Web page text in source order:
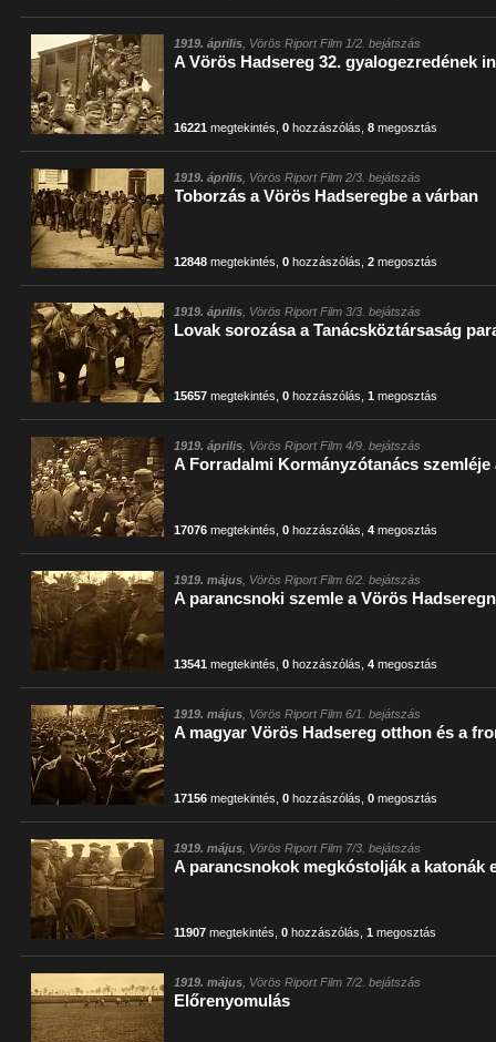
1919. április , Vörös Riport Film 1/2. bejátszás
A Vörös Hadsereg 32. gyalogezredének
16221 megtekintés ,0 hozzászólás ,8 megosztás
1919. április , Vörös Riport Film 2/3. bejátszás
Toborzás a Vörös Hadseregbe a várban
12848 megtekintés ,0 hozzászólás ,2 megosztás
1919. április , Vörös Riport Film 3/3. bejátszás
Lovak sorozása a Tanácsköztársaság
15657 megtekintés ,0 hozzászólás ,1 megosztás
1919. április , Vörös Riport Film 4/9. bejátszás
A Forradalmi Kormányzótanács
17076 megtekintés ,0 hozzászólás ,4 megosztás
1919. május , Vörös Riport Film 6/2. bejátszás
A parancsnoki szemle a Vörös
13541 megtekintés ,0 hozzászólás ,4 megosztás
1919. május , Vörös Riport Film 6/1. bejátszás
A magyar Vörös Hadsereg otthon és a
17156 megtekintés ,0 hozzászólás ,0 megosztás
1919. május , Vörös Riport Film 7/3. bejátszás
A parancsnokok megkóstolják a katonák
11907 megtekintés ,0 hozzászólás ,1 megosztás
1919. május , Vörös Riport Film 7/2. bejátszás
Előrenyomulás